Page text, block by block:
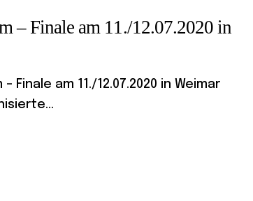
– Finale am 11./12.07.2020 in
am 11./12.07.2020 in Weimar